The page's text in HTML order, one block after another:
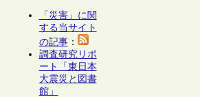
「災害」に関
する当サイト
の記事：
調査研究リポ
ート「東日本
大震災と図書
館」